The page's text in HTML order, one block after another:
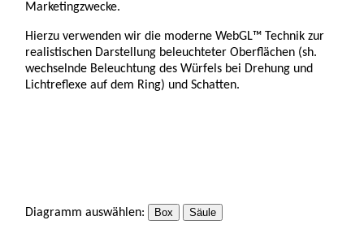
Marketingzwecke.
Hierzu verwenden wir die moderne WebGL™ Technik zur
realistischen Darstellung beleuchteter Oberflächen (sh.
wechselnde Beleuchtung des Würfels bei Drehung und
Lichtreflexe auf dem Ring) und Schatten.
Diagramm auswählen: Box Säule